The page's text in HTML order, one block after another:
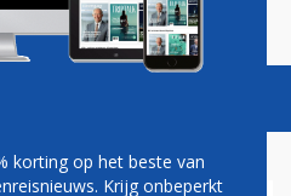
Vacatures
korting op het beste van
Krijg onbeperkt